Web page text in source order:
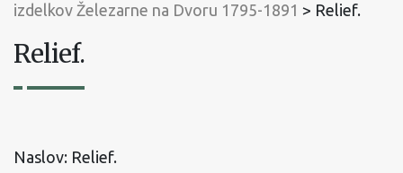
izdelkov Železarne na Dvoru 1795-1891 > Relief.
Relief.
Naslov: Relief.